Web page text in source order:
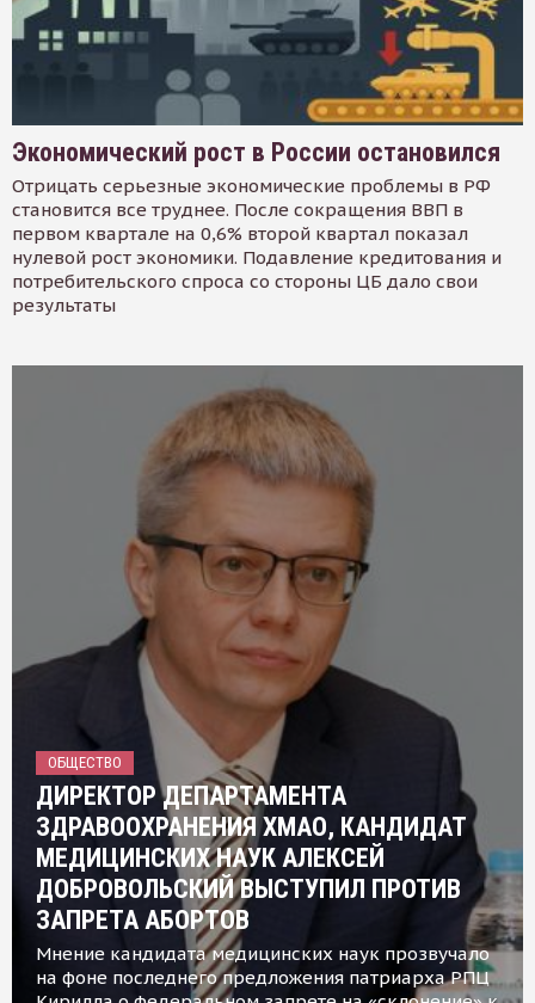
Экономический рост в России остановился
Отрицать серьезные экономические проблемы в РФ
становится все труднее. После сокращения ВВП в
первом квартале на 0,6% второй квартал показал
нулевой рост экономики. Подавление кредитования и
потребительского спроса со стороны ЦБ дало свои
результаты
ОБЩЕСТВО
ДИРЕКТОР ДЕПАРТАМЕНТА
ЗДРАВООХРАНЕНИЯ ХМАО, КАНДИДАТ
МЕДИЦИНСКИХ НАУК АЛЕКСЕЙ
ДОБРОВОЛЬСКИЙ ВЫСТУПИЛ ПРОТИВ
ЗАПРЕТА АБОРТОВ
Мнение кандидата медицинских наук прозвучало
на фоне последнего предложения патриарха РПЦ